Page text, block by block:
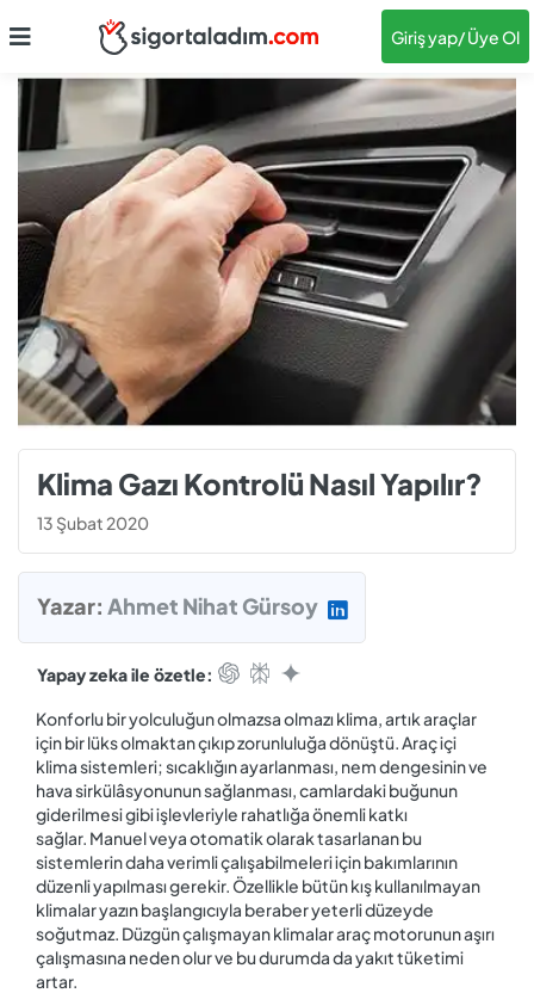
Giriş yap/ Üye Ol
Klima Gazı Kontrolü Nasıl Yapılır?
13 Şubat 2020
Yazar: Ahmet Nihat Gürsoy
Yapay zeka ile özetle:
Konforlu bir yolculuğun olmazsa olmazı klima, artık araçlar
için bir lüks olmaktan çıkıp zorunluluğa dönüştü. Araç içi
klima sistemleri; sıcaklığın ayarlanması, nem dengesinin ve
hava sirkülâsyonunun sağlanması, camlardaki buğunun
giderilmesi gibi işlevleriyle rahatlığa önemli katkı
sağlar. Manuel veya otomatik olarak tasarlanan bu
sistemlerin daha verimli çalışabilmeleri için bakımlarının
düzenli yapılması gerekir. Özellikle bütün kış kullanılmayan
klimalar yazın başlangıcıyla beraber yeterli düzeyde
soğutmaz. Düzgün çalışmayan klimalar araç motorunun aşırı
çalışmasına neden olur ve bu durumda da yakıt tüketimi
artar.